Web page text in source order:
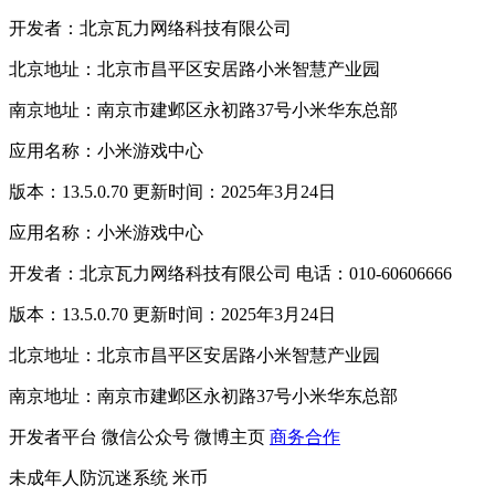
开发者：北京瓦力网络科技有限公司
北京地址：北京市昌平区安居路小米智慧产业园
南京地址：南京市建邺区永初路37号小米华东总部
应用名称：小米游戏中心
版本：13.5.0.70 更新时间：2025年3月24日
应用名称：小米游戏中心
开发者：北京瓦力网络科技有限公司 电话：010-60606666
版本：13.5.0.70 更新时间：2025年3月24日
北京地址：北京市昌平区安居路小米智慧产业园
南京地址：南京市建邺区永初路37号小米华东总部
开发者平台 微信公众号 微博主页 商务合作
未成年人防沉迷系统 米币